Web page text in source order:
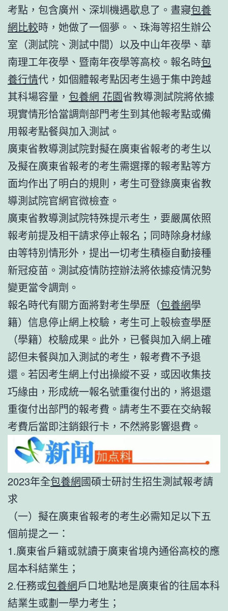
考點，包含廣州、深圳機遇歇息了。晝寢包養
網比較時，她做了一個夢。、珠海等招生辦公
室（測試院、測試中間）以及中山年夜學、華
南理工年夜學、暨南年夜學等高校。報名時包
養行情代，如個體報考點因考生過于集中跨越
其科場容量， 包養網 花園省教導測試院將依據
現實情形恰當調劑部門考生到其他報考點或備
用報考點餐與加入測試。
廣東省教導測試院對擬在廣東省報考的考生以
及擬在廣東省報考的考生需選擇的報考點等方
面均作出了明白的規則，考生可登錄廣東省教
導測試院官網官微檢查。
廣東省教導測試院特殊提示考生，要嚴厲依照
報考前提及相干請求停止報名；同時除身材緣
由等特別情形外，提出一切考生積極自動接種
新冠疫苗。測試疫情防控辦法將依據疫情況勢
變更當令調劑。
報名時代有關方面將對考生學歷（包養網學
籍）信息停止網上校驗，考生可上彀檢查學歷
（學籍）校驗成果。此外，已餐與加入網上確
認但未餐與加入測試的考生，報考費不予退
還。若因考生網上付出操縱不妥，或因收集技
巧緣由，形成統一報名號重復付出的，將退還
重復付出部門的報考費。請考生不要在交納報
考費后當即注銷銀行卡，不然將影響退費。
2023年全包養網國碩士研討生招生測試報考請
求
（一）擬在廣東省報考的考生必需知足以下五
個前提之一：
1.廣東省戶籍或就讀于廣東省境內通俗高校的應
屆本科結業生；
2.任務或包養網戶口地點地是廣東省的往屆本科
結業生或劃一學力考生；